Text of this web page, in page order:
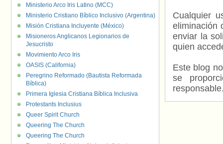
Cualquier
eliminación
enviar la
quien
Este blog
se
Ministerio Arco Iris Latino (MCC)
Ministerio Cristiano Bíblico Inclusivo (Argentina)
Misión Cristiana Incluyente (México)
Misioneros Anglicanos Legionarios de
Jesucristo
Movimiento Arco Iris
OASIS (California)
Peregrino Reformado (Bautista Reformada
Bíblica)
Primera Iglesia Cristiana Bíblica Inclusiva
Protestants Inclusius
Queer Spirit Church
Queering The Church
Queering The Church